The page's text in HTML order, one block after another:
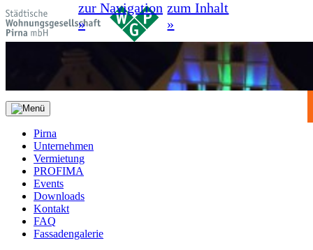
zur Navigation
»
zum Inhalt
»
Pirna
Unternehmen
Vermietung
PROFIMA
Events
Downloads
Kontakt
FAQ
Fassadengalerie